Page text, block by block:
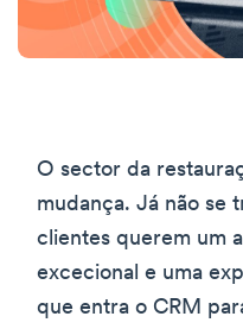
O sector da
mudança. Já não se
clientes querem um
excecional e uma
que entra o CRM